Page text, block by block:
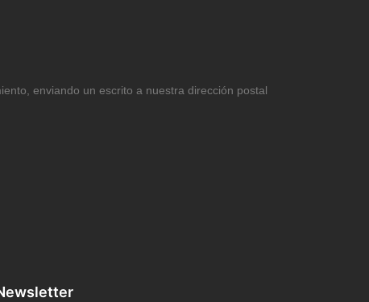
enviando un escrito a nuestra dirección postal